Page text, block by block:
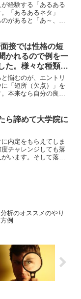
経験する「あるある
「あるあるネタ」
があると「あ～、そ
きたいと思います。合
ってみる特...
面接では性格の短
かれるので例を一
た。様々な種類を
悩むのが、エントリ
「短所（欠点）」を
本来なら自分の良い
す。私も面接中の質
ることが...
ら諦めて大学院に
内定をもらえてしま
チャレンジしても落
います。そして落ち
析のオススメのやり
例